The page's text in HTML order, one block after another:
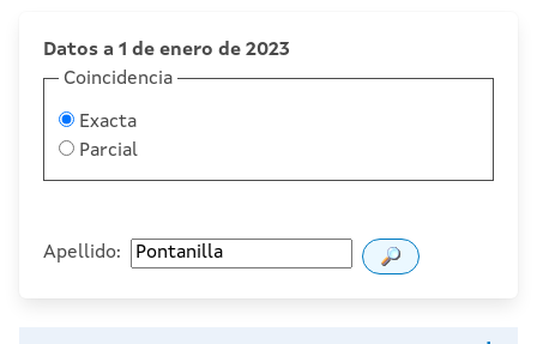
Datos a 1 de enero de 2023
Coincidencia
Exacta
Parcial
Apellido: